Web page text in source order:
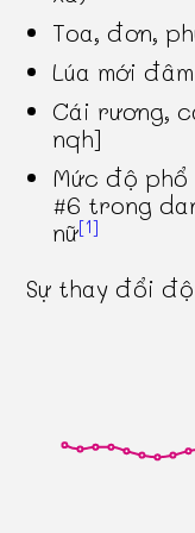
Toa, đơn,
Lúa mới
Cái rương,
nqh]
Mức độ
#6 trong
nữ[1]
Sự thay đổi